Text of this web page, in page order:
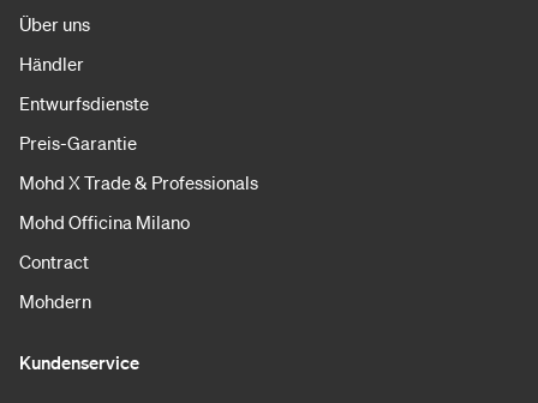
Über uns
Händler
Entwurfsdienste
Preis-Garantie
Mohd X Trade & Professionals
Mohd Officina Milano
Contract
Mohdern
Kundenservice